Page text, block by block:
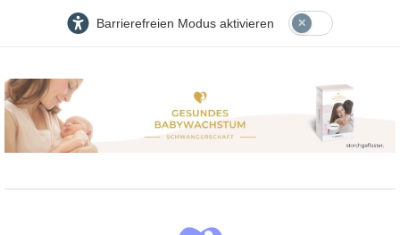
Barrierefreien Modus aktivieren